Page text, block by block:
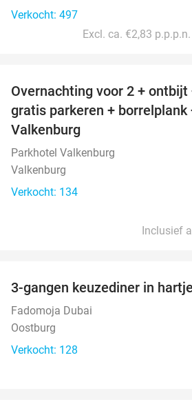
Verkocht: 497
Excl. ca. €2,83
Overnachting voor 2 + ontbijt
gratis parkeren + borrelplank
Valkenburg
Parkhotel Valkenburg
Valkenburg
Verkocht: 134
Inclusief
3-gangen keuzediner in
Fadomoja Dubai
Oostburg
Verkocht: 128